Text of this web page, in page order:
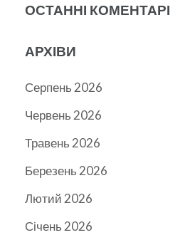
ОСТАННІ КОМЕНТАРІ
АРХІВИ
Серпень 2026
Червень 2026
Травень 2026
Березень 2026
Лютий 2026
Січень 2026